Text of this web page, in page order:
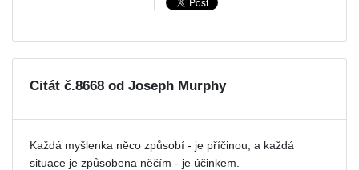
Citát č.8668 od Joseph Murphy
Každá myšlenka něco způsobí - je příčinou; a každá
situace je způsobena něčím - je účinkem.